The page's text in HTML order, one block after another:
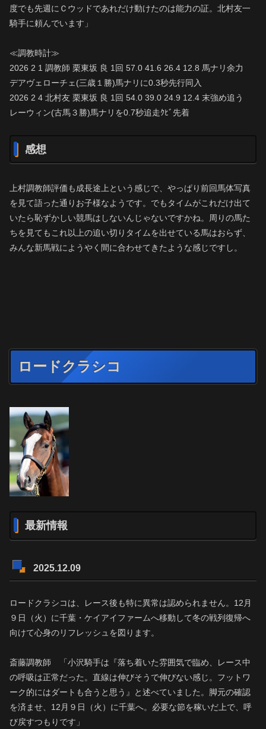
度でも先週にＣウッドであれだけ動けたのは能力の証。北村友一
騎手に頼んでいます」
≪調教時計≫
2026 2 1 調教師 栗東坂 良 1回 57.0 41.6 26.4 12.8 馬ナリ余力
デアヴェローチェ(三歳１勝)馬ナリに0.3秒先行同入
2026 2 4 北村友 栗東坂 良 1回 54.0 39.0 24.9 12.4 末強め追う
レーウィン(古馬３勝)馬ナリを0.7秒追走ｸﾋﾞ先着
感想
上村調教師評価も成長途上という感じで、やっぱり前回馬体写真
を見て語った通りお子様なようです。でもタイムがこれだけ出て
いたら恥ずかしい競馬はしないんじゃないですかね。周りの馬た
ちを見てもこれ以上の追い切りタイムを出せている馬はおらず、
みんな新馬戦にようやく間に合わせてきたような感じですし。
ロードクラシコ
最新情報
2025.12.09
ロードクラシコは、レース後も特に異常は認められません。12月
９日（火）に千葉・ケイアイファームへ移動して冬の戦列復帰へ
向けて心身のリフレッシュを図ります。
斎藤調教師 「小沢騎手は『落ち着いた雰囲気で臨め、レース中
の呼吸は正常だった。直線は伸びそうで伸びない感じ。フットワ
ーク的にはダートも合うと思う』と述べていました。脚元の確認
を済ませ、12月９日（火）に千葉へ。必要な節を稼いだ上で、呼
び戻すつもりです」